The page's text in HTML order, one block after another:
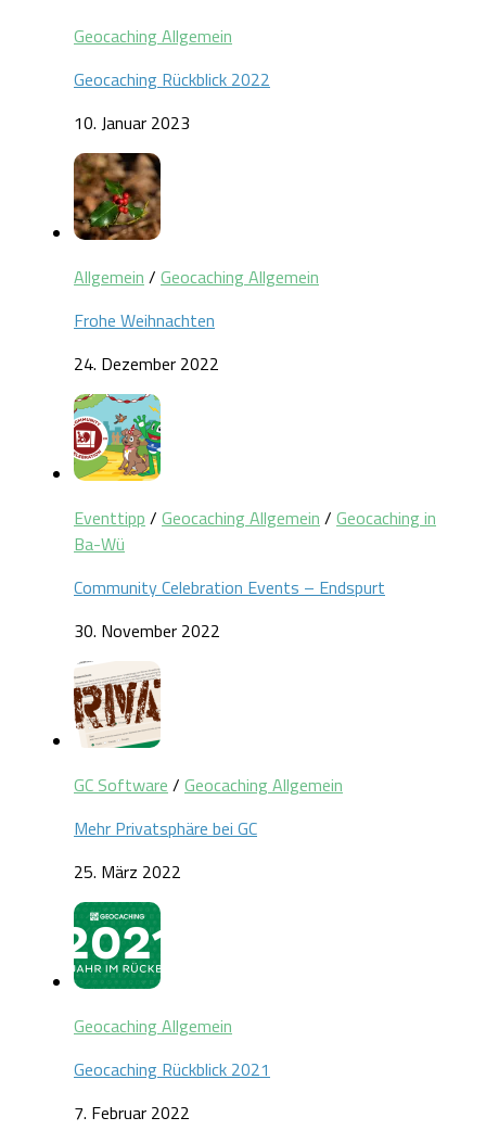
Geocaching Allgemein
Geocaching Rückblick 2022
10. Januar 2023
Allgemein / Geocaching Allgemein
Frohe Weihnachten
24. Dezember 2022
Eventtipp / Geocaching Allgemein / Geocaching in
Ba-Wü
Community Celebration Events – Endspurt
30. November 2022
GC Software / Geocaching Allgemein
Mehr Privatsphäre bei GC
25. März 2022
Geocaching Allgemein
Geocaching Rückblick 2021
7. Februar 2022